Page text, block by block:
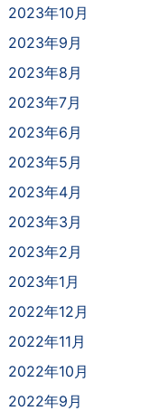
2023年10月
2023年9月
2023年8月
2023年7月
2023年6月
2023年5月
2023年4月
2023年3月
2023年2月
2023年1月
2022年12月
2022年11月
2022年10月
2022年9月